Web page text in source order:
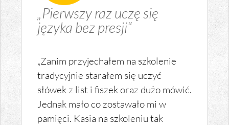
„Pierwszy raz uczę się
języka bez presji“
„Zanim przyjechałem na szkolenie
tradycyjnie starałem się uczyć
słówek z list i fiszek oraz dużo mówić.
Jednak mało co zostawało mi w
pamięci. Kasia na szkoleniu tak